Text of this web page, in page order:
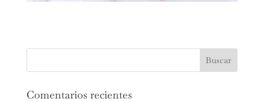
Comentarios recientes